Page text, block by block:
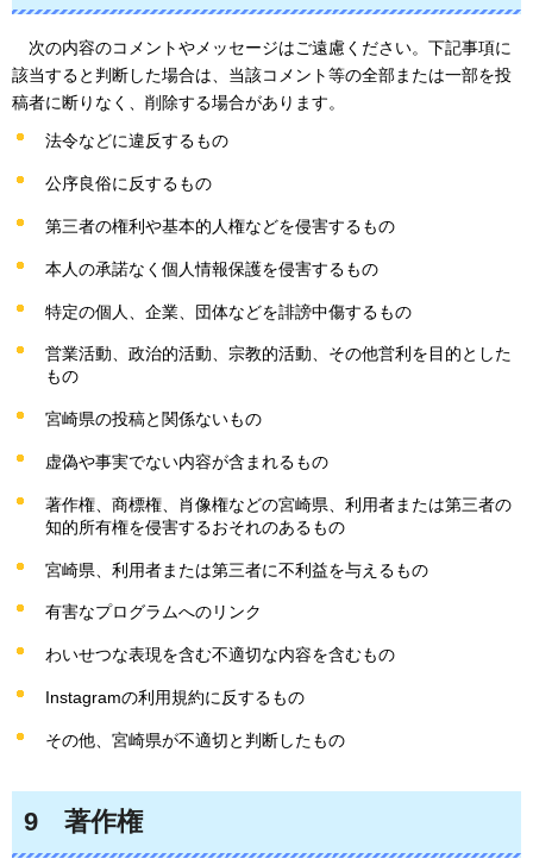
次の内容のコメントやメッセージはご遠慮ください。下記事項に
該当すると判断した場合は、当該コメント等の全部または一部を投
稿者に断りなく、削除する場合があります。
法令などに違反するもの
公序良俗に反するもの
第三者の権利や基本的人権などを侵害するもの
本人の承諾なく個人情報保護を侵害するもの
特定の個人、企業、団体などを誹謗中傷するもの
営業活動、政治的活動、宗教的活動、その他営利を目的とした
もの
宮崎県の投稿と関係ないもの
虚偽や事実でない内容が含まれるもの
著作権、商標権、肖像権などの宮崎県、利用者または第三者の
知的所有権を侵害するおそれのあるもの
宮崎県、利用者または第三者に不利益を与えるもの
有害なプログラムへのリンク
わいせつな表現を含む不適切な内容を含むもの
Instagramの利用規約に反するもの
その他、宮崎県が不適切と判断したもの
9 著作権